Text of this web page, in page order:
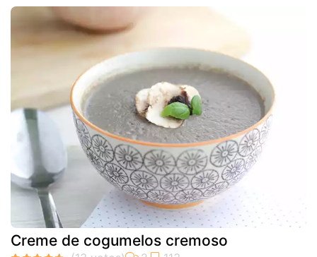
Creme de cogumelos cremoso